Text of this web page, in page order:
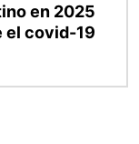
en 2025
el covid-19